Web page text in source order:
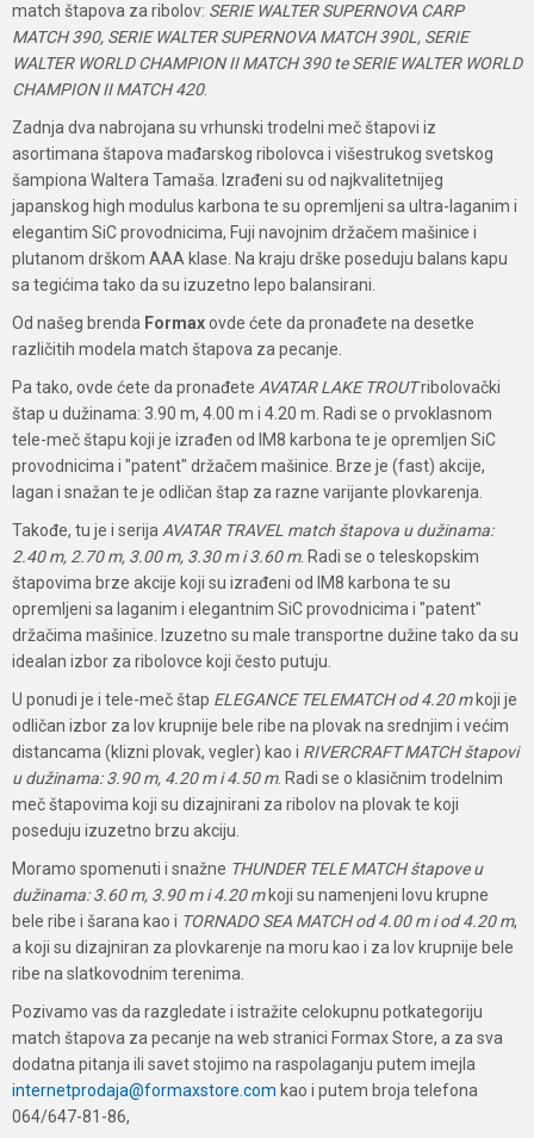
match štapova za ribolov: SERIE WALTER SUPERNOVA CARP
MATCH 390, SERIE WALTER SUPERNOVA MATCH 390L, SERIE
WALTER WORLD CHAMPION II MATCH 390 te SERIE WALTER WORLD
CHAMPION II MATCH 420.
Zadnja dva nabrojana su vrhunski trodelni meč štapovi iz
asortimana štapova mađarskog ribolovca i višestrukog svetskog
šampiona Waltera Tamaša. Izrađeni su od najkvalitetnijeg
japanskog high modulus karbona te su opremljeni sa ultra-laganim i
elegantim SiC provodnicima, Fuji navojnim držačem mašinice i
plutanom drškom AAA klase. Na kraju drške poseduju balans kapu
sa tegićima tako da su izuzetno lepo balansirani.
Od našeg brenda Formaxovde ćete da pronađete na desetke
različitih modela match štapova za pecanje.
Pa tako, ovde ćete da pronađete AVATAR LAKE TROUTribolovački
štap u dužinama: 3.90 m, 4.00 m i 4.20 m. Radi se o prvoklasnom
tele-meč štapu koji je izrađen od IM8 karbona te je opremljen SiC
provodnicima i "patent" držačem mašinice. Brze je (fast) akcije,
lagan i snažan te je odličan štap za razne varijante plovkarenja.
Takođe, tu je i serija AVATAR TRAVEL match štapova u dužinama:
2.40 m, 2.70 m, 3.00 m, 3.30 m i 3.60 m. Radi se o teleskopskim
štapovima brze akcije koji su izrađeni od IM8 karbona te su
opremljeni sa laganim i elegantnim SiC provodnicima i "patent"
držačima mašinice. Izuzetno su male transportne dužine tako da su
idealan izbor za ribolovce koji često putuju.
U ponudi je i tele-meč štap ELEGANCE TELEMATCH od 4.20 mkoji je
odličan izbor za lov krupnije bele ribe na plovak na srednjim i većim
distancama (klizni plovak, vegler) kao i RIVERCRAFT MATCH štapovi
u dužinama: 3.90 m, 4.20 m i 4.50 m. Radi se o klasičnim trodelnim
meč štapovima koji su dizajnirani za ribolov na plovak te koji
poseduju izuzetno brzu akciju.
Moramo spomenuti i snažne THUNDER TELE MATCH štapove u
dužinama: 3.60 m, 3.90 m i 4.20 mkoji su namenjeni lovu krupne
bele ribe i šarana kao i TORNADO SEA MATCH od 4.00 m i od 4.20 m,
a koji su dizajniran za plovkarenje na moru kao i za lov krupnije bele
ribe na slatkovodnim terenima.
Pozivamo vas da razgledate i istražite celokupnu potkategoriju
match štapova za pecanje na web stranici Formax Store, a za sva
dodatna pitanja ili savet stojimo na raspolaganju putem imejla
internetprodaja@formaxstore.com kao i putem broja telefona
064/647-81-86,